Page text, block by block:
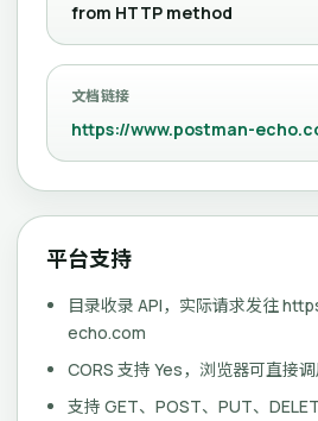
from HTTP method
文档链接
https://www.postman-
平台支持
目录收录 API，实际请求发往
echo.com
CORS 支持 Yes，浏览器可直接
支持 GET、POST、PUT、